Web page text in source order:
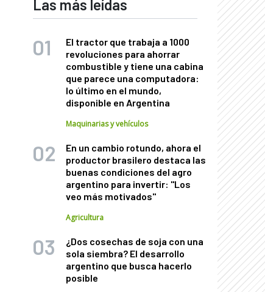
Las más leídas
El tractor que trabaja a 1000
revoluciones para ahorrar
combustible y tiene una cabina
que parece una computadora:
lo último en el mundo,
disponible en Argentina
Maquinarias y vehículos
En un cambio rotundo, ahora el
productor brasilero destaca las
buenas condiciones del agro
argentino para invertir: "Los
veo más motivados"
Agricultura
¿Dos cosechas de soja con una
sola siembra? El desarrollo
argentino que busca hacerlo
posible